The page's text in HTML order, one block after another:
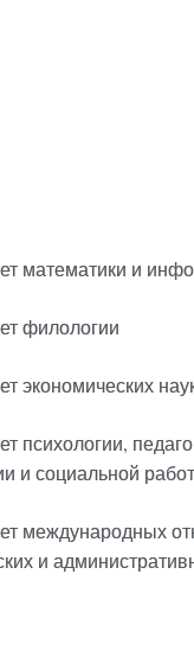
математики и
филологии
экономических
психологии,
и социальной
международных
и